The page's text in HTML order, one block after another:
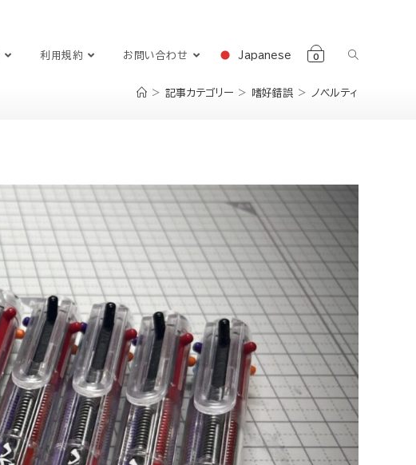
利用規約 お問い合わせ Japanese 0
> 記事カテゴリー > 嗜好錯誤 > ノベルティ